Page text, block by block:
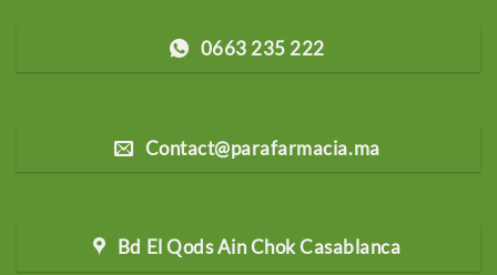
0663 235 222
Contact@parafarmacia.ma
Bd El Qods Ain Chok Casablanca